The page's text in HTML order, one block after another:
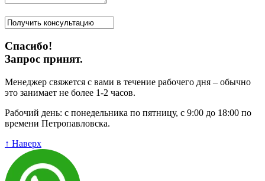
Спасибо!
Запрос принят.
Менеджер свяжется с вами в течение рабочего дня – обычно
это занимает не более 1-2 часов.
Рабочий день: с понедельника по пятницу, с 9:00 до 18:00 по
времени Петропавловска.
↑ Наверх